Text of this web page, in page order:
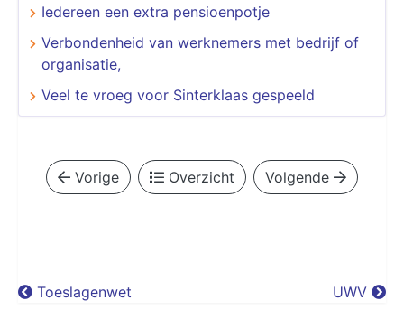
Iedereen een extra pensioenpotje
Verbondenheid van werknemers met bedrijf of
organisatie,
Veel te vroeg voor Sinterklaas gespeeld
Vorige Overzicht Volgende
Toeslagenwet UWV